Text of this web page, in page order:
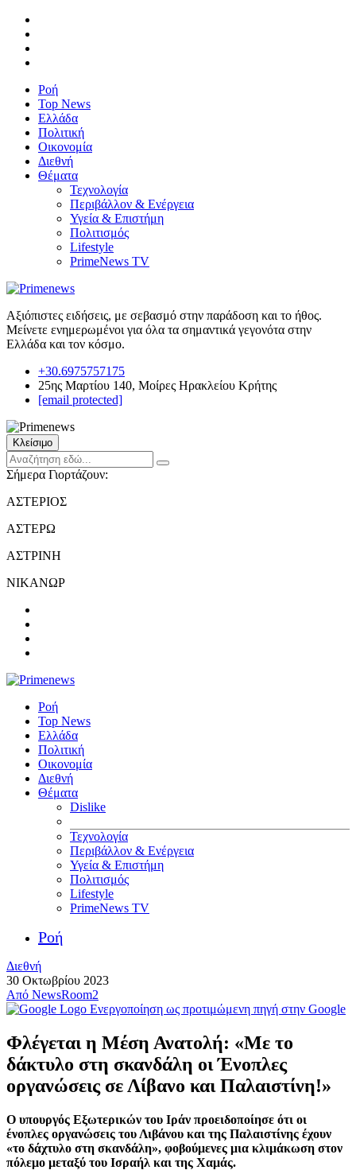
Ροή
Top News
Ελλάδα
Πολιτική
Οικονομία
Διεθνή
Θέματα
Τεχνολογία
Περιβάλλον & Ενέργεια
Υγεία & Επιστήμη
Πολιτισμός
Lifestyle
PrimeNews TV
Αξιόπιστες ειδήσεις, με σεβασμό στην παράδοση και το ήθος.
Μείνετε ενημερωμένοι για όλα τα σημαντικά γεγονότα στην
Ελλάδα και τον κόσμο.
+30.6975757175
25ης Μαρτίου 140, Μοίρες Ηρακλείου Κρήτης
[email protected]
Κλείσιμο
Σήμερα Γιορτάζουν:
ΑΣΤΕΡΙΟΣ
ΑΣΤΕΡΩ
ΑΣΤΡΙΝΗ
ΝΙΚΑΝΩΡ
Ροή
Top News
Ελλάδα
Πολιτική
Οικονομία
Διεθνή
Θέματα
Dislike
Τεχνολογία
Περιβάλλον & Ενέργεια
Υγεία & Επιστήμη
Πολιτισμός
Lifestyle
PrimeNews TV
Ροή
Διεθνή
30 Οκτωβρίου 2023
Από NewsRoom2
Ενεργοποίηση ως προτιμώμενη πηγή στην Google
Φλέγεται η Μέση Ανατολή: «Με το
δάκτυλο στη σκανδάλη οι Ένοπλες
οργανώσεις σε Λίβανο και Παλαιστίνη!»
Ο υπουργός Εξωτερικών του Ιράν προειδοποίησε ότι οι
ένοπλες οργανώσεις του Λιβάνου και της Παλαιστίνης έχουν
«το δάχτυλο στη σκανδάλη», φοβούμενες μια κλιμάκωση στον
πόλεμο μεταξύ του Ισραήλ και της Χαμάς.